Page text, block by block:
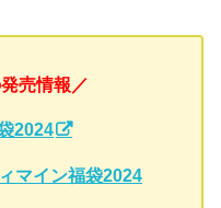
売情報／
2024
マイン福袋2024